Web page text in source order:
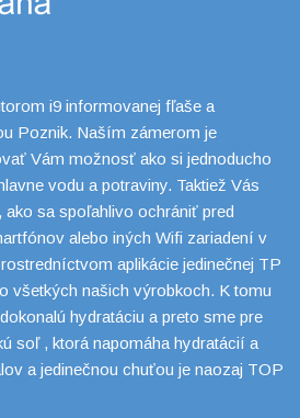
i9 informovanej fľaše a
Poznik. Naším zámerom je
Vám možnosť ako si jednoducho
vodu a potraviny. Taktiež Vás
sa spoľahlivo ochrániť pred
alebo iných Wifi zariadení v
aplikácie jedinečnej TP
všetkých našich výrobkoch. K tomu
hydratáciu a preto sme pre
soľ , ktorá napomáha hydratácií a
a jedinečnou chuťou je naozaj TOP